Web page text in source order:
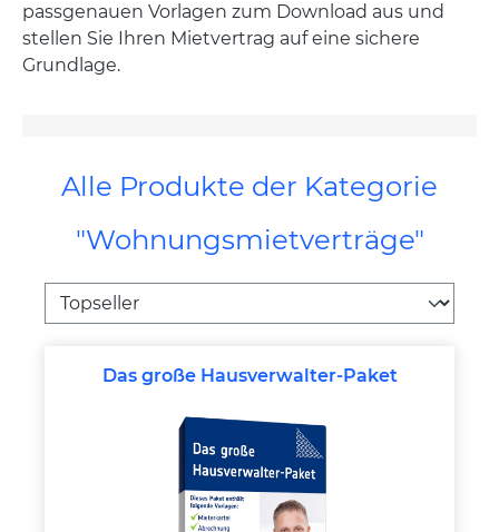
passgenauen Vorlagen zum Download aus und
stellen Sie Ihren Mietvertrag auf eine sichere
Grundlage.
Alle Produkte der Kategorie
"Wohnungsmietverträge"
Das große Hausverwalter-Paket